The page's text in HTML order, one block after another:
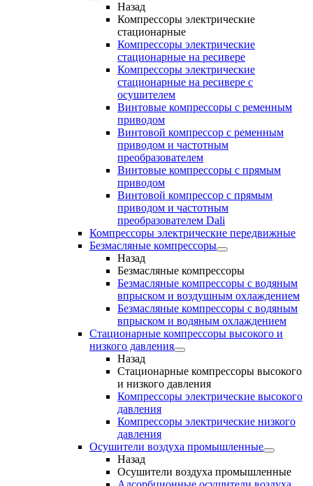
Назад
Компрессоры электрические
стационарные
Компрессоры электрические
стационарные на ресивере
Компрессоры электрические
стационарные на ресивере с
осушителем
Винтовые компрессоры с ременным
приводом
Винтовой компрессор с ременным
приводом и частотным
преобразователем
Винтовые компрессоры с прямым
приводом
Винтовой компрессор с прямым
приводом и частотным
преобразователем Dali
Компрессоры электрические передвижные
Безмасляные компрессоры
Назад
Безмасляные компрессоры
Безмасляные компрессоры с водяным
впрыском и воздушным охлаждением
Безмасляные компрессоры с водяным
впрыском и водяным охлаждением
Стационарные компрессоры высокого и
низкого давления
Назад
Стационарные компрессоры высокого
и низкого давления
Компрессоры электрические высокого
давления
Компрессоры электрические низкого
давления
Осушители воздуха промышленные
Назад
Осушители воздуха промышленные